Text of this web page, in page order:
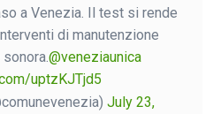
a Venezia. Il test si rende
di manutenzione
@veneziaunica
uptzKJTjd5
July 23,